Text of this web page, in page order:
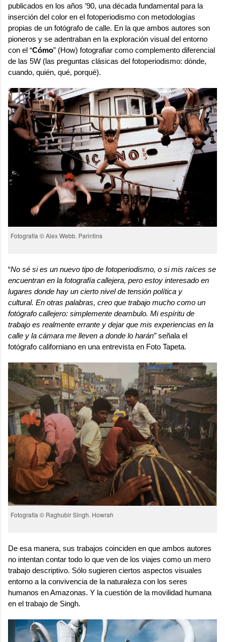
publicados en los años ’90, una década fundamental para la
inserción del color en el fotoperiodismo con metodologías
propias de un fotógrafo de calle. En la que ambos autores son
pioneros y se adentraban en la exploración visual del entorno
con el “Cómo” (How) fotografiar como complemento diferencial
de las 5W (las preguntas clásicas del fotoperiodismo: dónde,
cuando, quién, qué, porqué).
Fotografía © Alex Webb. Parintins
“No sé si es un nuevo tipo de fotoperiodismo, o si mis raíces se
encuentran en la fotografía callejera, pero estoy interesado en
lugares donde hay un cierto nivel de tensión política y
cultural. En otras palabras, creo que trabajo mucho como un
fotógrafo callejero: simplemente deambulo. Mi espíritu de
trabajo es realmente errante y dejar que mis experiencias en la
calle y la cámara me lleven a donde lo harán”señala el
fotógrafo californiano en una entrevista en Foto Tapeta.
Fotografía © Raghubir Singh. Howrah
De esa manera, sus trabajos coinciden en que ambos autores
no intentan contar todo lo que ven de los viajes como un mero
trabajo descriptivo. Sólo sugieren ciertos aspectos visuales
entorno a la convivencia de la naturaleza con los seres
humanos en Amazonas. Y la cuestión de la movilidad humana
en el trabajo de Singh.